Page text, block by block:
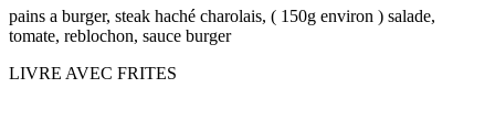
pains a burger, steak haché charolais, ( 150g environ ) salade,
tomate, reblochon, sauce burger
LIVRE AVEC FRITES